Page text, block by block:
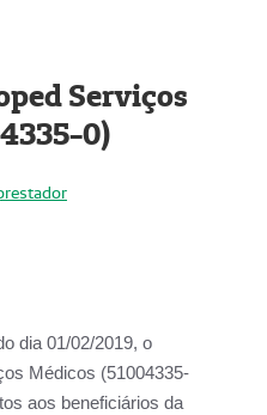
Serviços
0)
dia 01/02/2019, o
Médicos (51004335-
aos beneficiários da